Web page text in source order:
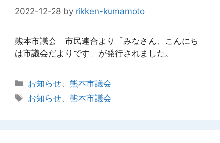
2022-12-28 by rikken-kumamoto
熊本市議会 市民連合より「みなさん、こんにち
は市議会だよりです」が発行されました。
カ
テ
ゴ
お知らせ、熊本市議会
タ
お知らせ、熊本市議会